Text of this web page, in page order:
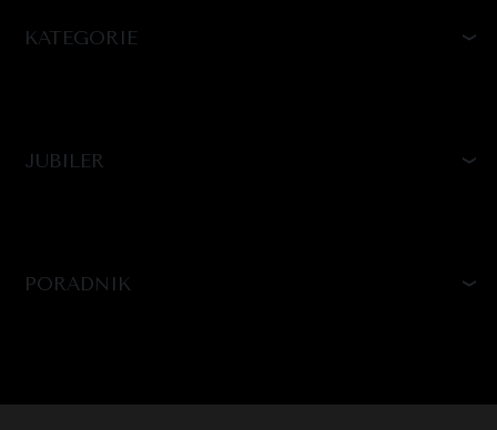
KATEGORIE
JUBILER
PORADNIK